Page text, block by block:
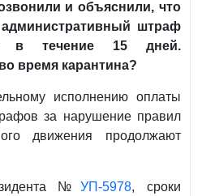
и объяснили, что
штраф
в течение 15 дней.
время карантина?
исполнению оплаты
за нарушение правил
движения продолжают
№УП-5978, сроки